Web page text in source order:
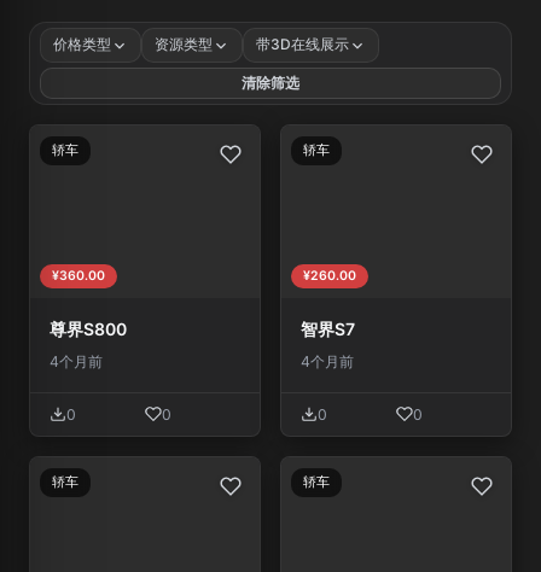
价格类型 资源类型 带3D在线展示
清除筛选
轿车
¥360.00
尊界S800
4个月前
0 0
轿车
¥260.00
智界S7
4个月前
0 0
轿车 轿车